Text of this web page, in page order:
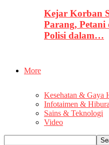
Kejar Korban
Parang,
Polisi dalam…
More
Kesehatan & Gaya
Infotaimen &
Sains & Teknologi
Video